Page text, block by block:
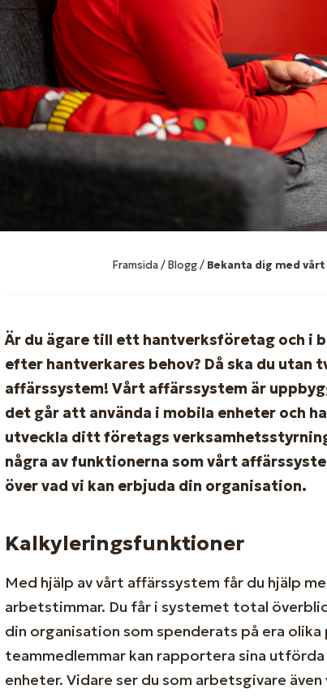
Framsida/Blogg/ Bekanta dig med
Är du ägare till ett hantverksföretag och i
efter hantverkares behov? Då ska du utan
affärssystem! Vårt affärssystem är
det går att använda i mobila enheter och
utveckla ditt företags
några av funktionerna som vårt
över vad vi kan erbjuda din organisation.
Kalkyleringsfunktioner
Med hjälp av vårt affärssystem får du hjälp
arbetstimmar. Du får i systemet total
din organisation som spenderats på era
teammedlemmar kan rapportera sina
enheter. Vidare ser du som arbetsgivare